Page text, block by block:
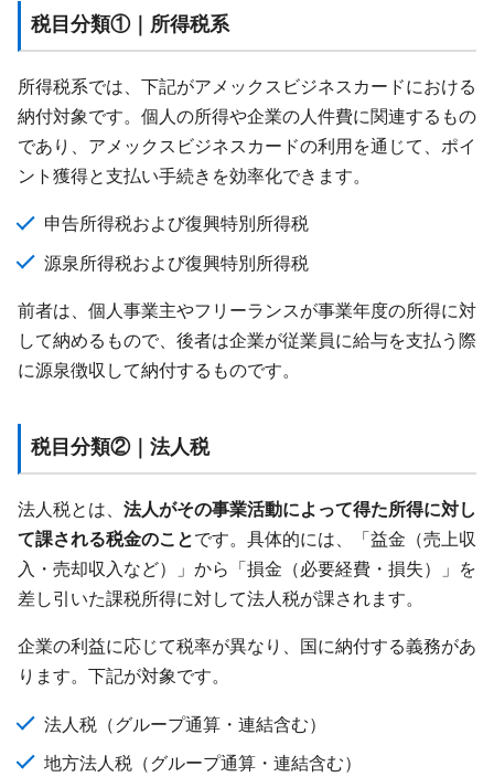
税目分類①｜所得税系
所得税系では、下記がアメックスビジネスカードにおける
納付対象です。個人の所得や企業の人件費に関連するもの
であり、アメックスビジネスカードの利用を通じて、ポイ
ント獲得と支払い手続きを効率化できます。
申告所得税および復興特別所得税
源泉所得税および復興特別所得税
前者は、個人事業主やフリーランスが事業年度の所得に対
して納めるもので、後者は企業が従業員に給与を支払う際
に源泉徴収して納付するものです。
税目分類②｜法人税
法人税とは、 法人がその事業活動によって得た所得に対し
て課される税金のことです。具体的には、「益金（売上収
入・売却収入など）」から「損金（必要経費・損失）」を
差し引いた課税所得に対して法人税が課されます。
企業の利益に応じて税率が異なり、国に納付する義務があ
ります。下記が対象です。
法人税（グループ通算・連結含む）
地方法人税（グループ通算・連結含む）